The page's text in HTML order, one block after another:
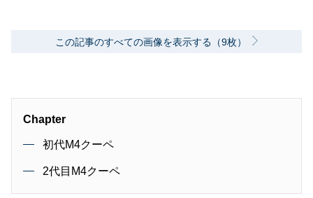
動向や流行りの装備の価値評価などを加味し
この記事のすべての画像を表示する（9枚）
Chapter
初代M4クーペ
2代目M4クーペ